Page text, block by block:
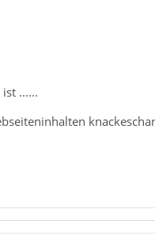
......